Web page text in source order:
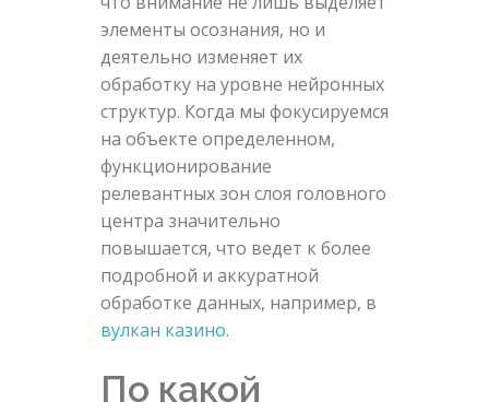
элементы осознания, но и
деятельно изменяет их
обработку на уровне нейронных
структур. Когда мы фокусируемся
на объекте определенном,
функционирование
релевантных зон слоя головного
центра значительно
повышается, что ведет к более
подробной и аккуратной
обработке данных, например, в
вулкан казино.
По какой